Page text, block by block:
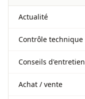
Actualité
Contrôle technique
Conseils d'entretien
Achat / vente